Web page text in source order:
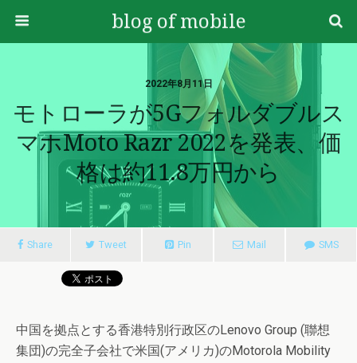
blog of mobile
2022年8月11日
モトローラが5Gフォルダブルス
マホmoto Razr 2022を発表、価
格は約11.8万円から
Share Tweet Pin Mail SMS
中国を拠点とする香港特別行政区のLenovo Group (聯想
集団)の完全子会社で米国(アメリカ)のMotorola Mobility